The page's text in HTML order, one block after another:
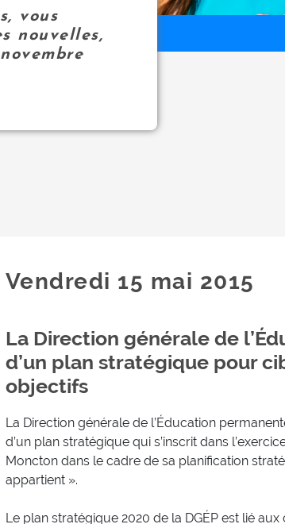
vous
nouvelles,
Vendredi 15 mai 2015
La Direction générale de
d’un plan stratégique pour
objectifs
La Direction générale de l’Éducation
d’un plan stratégique qui s’inscrit dans
Moncton dans le cadre de sa planification
appartient ».
Le plan stratégique 2020 de la DGÉP est lié